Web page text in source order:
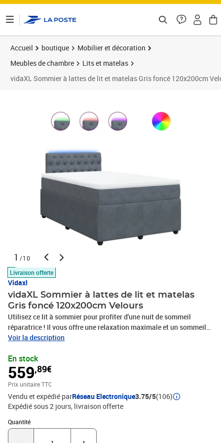
Accueil boutique
Mobilier et décoration
Meubles de chambre
Lits et matelas
vidaXL Sommier à lattes de lit et matelas Gris foncé 120x200cm
1 /10
Livraison offerte
Vidaxl
vidaXL Sommier à lattes de lit et matelas
Gris foncé 120x200cm Velours
Utilisez ce lit à sommier pour profiter d'une nuit de sommeil
réparatrice ! Il vous offre une relaxation maximale et un sommeil
agréable. Matériau doux et confortable : le tissu en velours
agréable contre la peau, vous apportant chaleur et confort
ultime.Matelas à ressorts ensachés : ce matelas à ressorts
ensachés comporte des ressorts ensachés individuels qui
fonctionnent indépendamment pour offrir un soutien personnalisé
en réagissant uniquement à la pression exercée dans chaque zone.
Cette conception empêche « l'enroulement » et réduit le transfert
de mouvement par rapport aux matelas traditionnels à ressorts
ouverts. Chaque ressort ensaché soutient le corps
Voir la description
En stock
559,89€
Prix unitaire TTC
Vendu et expédié parRéseau Electronique3.75/5(106)
Expédié sous 2 jours livraison offerte
Quantité
Quantité : 1